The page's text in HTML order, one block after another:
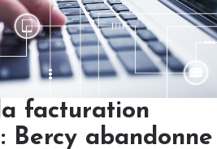
facturation
Bercy abandonne